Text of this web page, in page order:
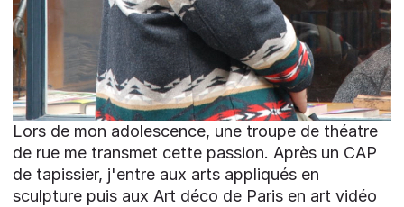
Lors de mon adolescence, une troupe de théatre
de rue me transmet cette passion. Après un CAP
de tapissier, j'entre aux arts appliqués en
sculpture puis aux Art déco de Paris en art vidéo